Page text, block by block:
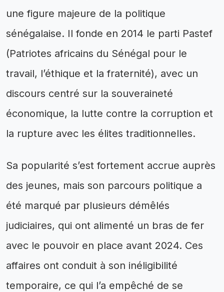
une figure majeure de la politique
sénégalaise. Il fonde en 2014 le parti Pastef
(Patriotes africains du Sénégal pour le
travail, l’éthique et la fraternité), avec un
discours centré sur la souveraineté
économique, la lutte contre la corruption et
la rupture avec les élites traditionnelles.
Sa popularité s’est fortement accrue auprès
des jeunes, mais son parcours politique a
été marqué par plusieurs démêlés
judiciaires, qui ont alimenté un bras de fer
avec le pouvoir en place avant 2024. Ces
affaires ont conduit à son inéligibilité
temporaire, ce qui l’a empêché de se